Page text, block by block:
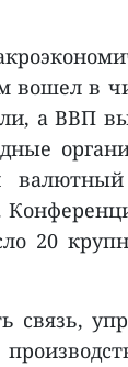
вошел в
а ВВП
20